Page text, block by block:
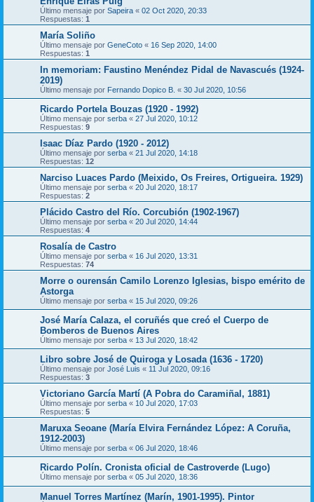
Último mensaje por Sapeira « 02 Oct 2020, 20:33
Respuestas: 1
María Soliño
Último mensaje por GeneCoto « 16 Sep 2020, 14:00
Respuestas: 1
In memoriam: Faustino Menéndez Pidal de Navascués (1924-
2019)
Último mensaje por Fernando Dopico B. « 30 Jul 2020, 10:56
Ricardo Portela Bouzas (1920 - 1992)
Último mensaje por serba « 27 Jul 2020, 10:12
Respuestas: 9
Isaac Díaz Pardo (1920 - 2012)
Último mensaje por serba « 21 Jul 2020, 14:18
Respuestas: 12
Narciso Luaces Pardo (Meixido, Os Freires, Ortigueira. 1929)
Último mensaje por serba « 20 Jul 2020, 18:17
Respuestas: 2
Plácido Castro del Río. Corcubión (1902-1967)
Último mensaje por serba « 20 Jul 2020, 14:44
Respuestas: 4
Rosalía de Castro
Último mensaje por serba « 16 Jul 2020, 13:31
Respuestas: 74
Morre o ourensán Camilo Lorenzo Iglesias, bispo emérito de
Astorga
Último mensaje por serba « 15 Jul 2020, 09:26
José María Calaza, el coruñés que creó el Cuerpo de
Bomberos de Buenos Aires
Último mensaje por serba « 13 Jul 2020, 18:42
Libro sobre José de Quiroga y Losada (1636 - 1720)
Último mensaje por José Luis « 11 Jul 2020, 09:16
Respuestas: 3
Victoriano García Martí (A Pobra do Caramiñal, 1881)
Último mensaje por serba « 10 Jul 2020, 17:03
Respuestas: 5
Maruxa Seoane (María Elvira Fernández López: A Coruña,
1912-2003)
Último mensaje por serba « 06 Jul 2020, 18:46
Ricardo Polín. Cronista oficial de Castroverde (Lugo)
Último mensaje por serba « 05 Jul 2020, 18:36
Manuel Torres Martínez (Marín, 1901-1995). Pintor